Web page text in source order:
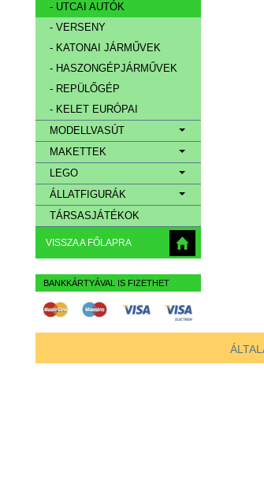
- UTCAI AUTÓK
- VERSENY
- KATONAI JÁRMŰVEK
- HASZONGÉPJÁRMŰVEK
- REPÜLŐGÉP
- KELET EURÓPAI
MODELLVASÚT
MAKETTEK
LEGO
ÁLLATFIGURÁK
TÁRSASJÁTÉKOK
VISSZA A FŐLAPRA
BANKKÁRTYÁVAL IS FIZETHET